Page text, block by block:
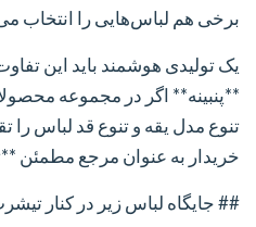
برخی هم لباس‌هایی را انتخاب
یک تولیدی هوشمند باید این
**پنبینه** اگر در مجموعه
تنوع مدل یقه و تنوع قد لباس را
خریدار به عنوان مرجع مطمئن
## جایگاه لباس زیر در کنار